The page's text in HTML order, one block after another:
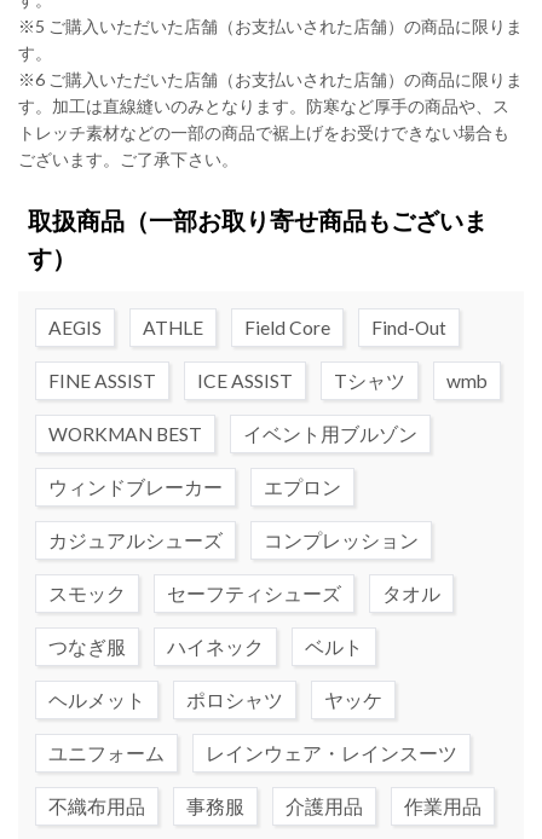
※5 ご購入いただいた店舗（お支払いされた店舗）の商品に限りま
す。
※6 ご購入いただいた店舗（お支払いされた店舗）の商品に限りま
す。加工は直線縫いのみとなります。防寒など厚手の商品や、ス
トレッチ素材などの一部の商品で裾上げをお受けできない場合も
ございます。ご了承下さい。
取扱商品（一部お取り寄せ商品もございま
す）
AEGIS ATHLE Field Core Find-Out
FINE ASSIST ICE ASSIST Tシャツ wmb
WORKMAN BEST イベント用ブルゾン
ウィンドブレーカー エプロン
カジュアルシューズ コンプレッション
スモック セーフティシューズ タオル
つなぎ服 ハイネック ベルト
ヘルメット ポロシャツ ヤッケ
ユニフォーム レインウェア・レインスーツ
不織布用品 事務服 介護用品 作業用品